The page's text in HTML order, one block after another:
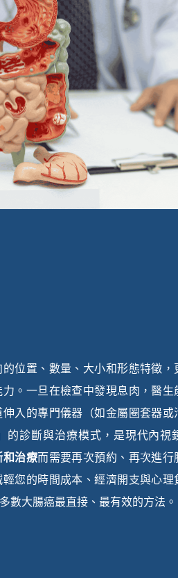
位置、數量、大小和形態特徵，
。一旦在檢查中發現息肉，醫生
入的專門儀器（如金屬圈套器或
的診斷與治療模式，是現代內視
和治療而需要再次預約、再次進行
您的時間成本、經濟開支與心理
數大腸癌最直接、最有效的方法。